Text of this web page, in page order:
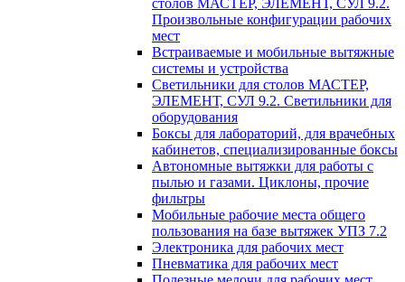
столов МАСТЕР, ЭЛЕМЕНТ, СУЛ 9.2.
Произвольные конфигурации рабочих
мест
Встраиваемые и мобильные вытяжные
системы и устройства
Светильники для столов МАСТЕР,
ЭЛЕМЕНТ, СУЛ 9.2. Светильники для
оборудования
Боксы для лабораторий, для врачебных
кабинетов, специализированные боксы
Автономные вытяжки для работы с
пылью и газами. Циклоны, прочие
фильтры
Мобильные рабочие места общего
пользования на базе вытяжек УПЗ 7.2
Электроника для рабочих мест
Пневматика для рабочих мест